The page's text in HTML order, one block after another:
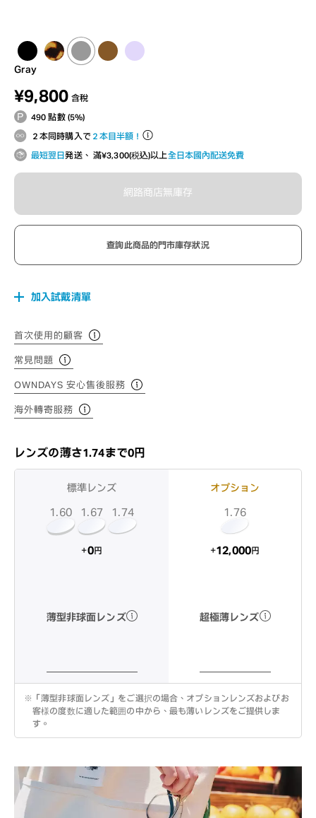
Gray
¥9,800 含稅
490 點數 (5%)
２本同時購入で ２本目半額！
最短翌日発送、 滿¥3,300(税込)以上全日本國內配送免費
網路商店無庫存
查詢此商品的門市庫存狀況
加入試戴清單
首次使用的顧客
常見問題
OWNDAYS 安心售後服務
海外轉寄服務
レンズの薄さ1.74まで0円
標準レンズ
1.60 1.67 1.74
+0円
薄型非球面レンズ
オプション
1.76
+12,000円
超極薄レンズ
※
「薄型非球面レンズ」をご選択の場合、オプションレンズおよびお
客様の度数に適した範囲の中から、最も薄いレンズをご提供しま
す。